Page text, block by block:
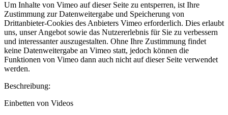
Um Inhalte von Vimeo auf dieser Seite zu entsperren, ist Ihre
Zustimmung zur Datenweitergabe und Speicherung von
Drittanbieter-Cookies des Anbieters Vimeo erforderlich. Dies erlaubt
uns, unser Angebot sowie das Nutzererlebnis für Sie zu verbessern
und interessanter auszugestalten. Ohne Ihre Zustimmung findet
keine Datenweitergabe an Vimeo statt, jedoch können die
Funktionen von Vimeo dann auch nicht auf dieser Seite verwendet
werden.
Beschreibung:
Einbetten von Videos